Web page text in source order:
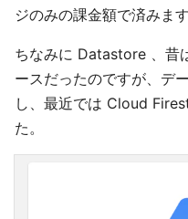
ジのみの課金額で済みます
ちなみに Datastore 、昔
ースだったのですが、デ
し、最近では Cloud
た。